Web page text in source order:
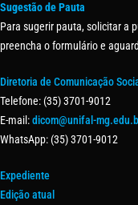
Sugestão de Pauta
Para sugerir pauta, solicitar a
preencha o formulário e
Diretoria de Comunicação
Telefone: (35) 3701-9012
E-mail:dicom@unifal-
WhatsApp: (35) 3701-9012
Expediente
Edição atual